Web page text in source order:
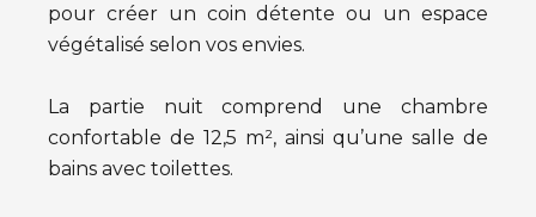
pour créer un coin détente ou un espace
végétalisé selon vos envies.
La partie nuit comprend une chambre
confortable de 12,5 m², ainsi qu’une salle de
bains avec toilettes.